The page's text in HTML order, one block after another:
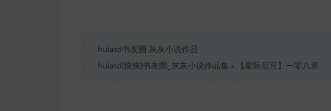
huiasd书友圈 灰灰小说作品
huiasd(恢恢)书友圈_灰灰小说作品集 » 【星际后宫】一零八章